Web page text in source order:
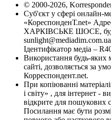
© 2000-2026,
Суб'єкт у сфері онлайн-
«КореспонденТ.net»
ХАРКІВСЬКЕ ШОСЕ,
sunlight@mediadim.com.ua
Ідентифікатор медіа –
Використання будь-яких
сайті, дозволяється за
Корреспондент.net.
При копіюванні
і світу» , для інтернет -
відкрите для пошукових
Посилання має бути